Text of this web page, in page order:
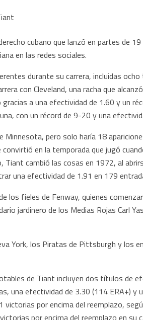
cubano que lanzó en partes de
en las redes sociales.
durante su carrera, incluidas
con Cleveland, una racha que
a una efectividad de 1.60 y un
con un récord de 9-20 y una
Minnesota, pero solo haría 18
en la temporada que jugó
Tiant cambió las cosas en 1972, al
una efectividad de 1.91 en 179
los fieles de Fenway, quienes
jardinero de los Medias Rojas Carl
York, los Piratas de Pittsburgh y los
de Tiant incluyen dos títulos de
una efectividad de 3.30 (114 ERA+) y
por encima del reemplazo,
por encima del reemplazo en su